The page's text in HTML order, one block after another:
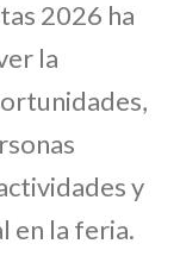
2026 ha
la
y
en la feria.